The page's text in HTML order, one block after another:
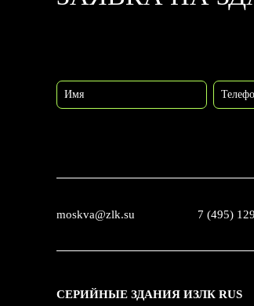
Имя
moskva@zlk.su 7 (495)
СЕРИЙНЫЕ ЗДАНИЯ ИЗЛК RUS